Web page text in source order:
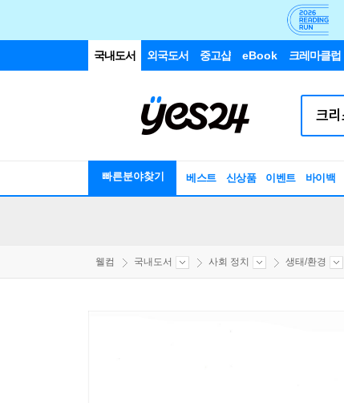
국내도서 외국도서 중고샵 eBook 크레마클럽
빠른분야찾기 베스트 신상품 이벤트 바이백
웰컴 국내도서 사회 정치 생태/환경